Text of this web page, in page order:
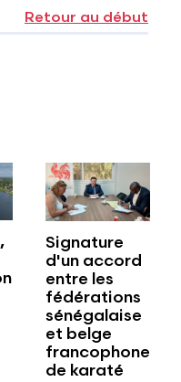
Retour au début
Signature
d'un accord
entre les
fédérations
sénégalaise
et belge
francophone
de karaté